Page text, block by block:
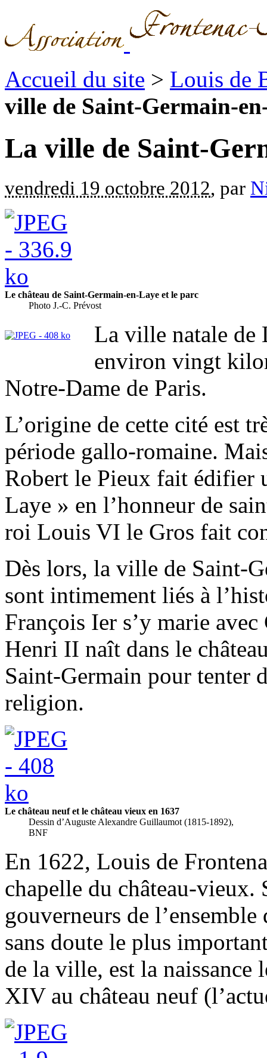
Accueil du site > Louis de
ville de Saint-Germain-
La ville de Saint-
vendredi 19 octobre 2012, par
Le château de Saint-Germain-en-Laye et le parc
Photo J.-C. Prévost
La ville natale de
environ vingt
Notre-Dame de Paris.
L’origine de cette cité est
période gallo-romaine.
Robert le Pieux fait édifier
Laye » en l’honneur de
roi Louis VI le Gros fait
Dès lors, la ville de Saint-
sont intimement liés à
François Ier s’y marie
Henri II naît dans le
Saint-Germain pour tenter
religion.
Le château neuf et le château vieux en 1637
Dessin d’Auguste Alexandre Guillaumot (1815-1892),
BNF
En 1622, Louis de
chapelle du château-vieux.
gouverneurs de
sans doute le plus
de la ville, est la naissance
XIV au château neuf